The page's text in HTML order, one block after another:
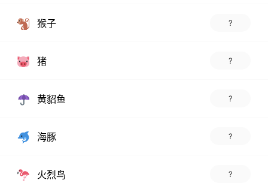
猴子 ?
猪 ?
黄貂鱼 ?
海豚 ?
火烈鸟 ?